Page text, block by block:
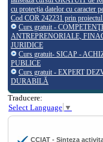
cu protecția datelor cu caracter
Cod COR 242231 prin
Curs gratuit -
ANTREPRENORIALE,
JURIDICE
Curs gratuit- SICAP -
PUBLICE
Curs gratuit - EXPERT
DURABILĂ
Traducere:
Select Language ▼
CCIAT - Sinteza